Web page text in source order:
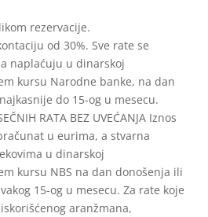
rezervacije.
od 30%. Sve rate se
naplaćuju u dinarskoj
kursu Narodne banke, na dan
do 15-og u mesecu.
RATA BEZ UVEĆANJA Iznos
u eurima, a stvarna
u dinarskoj
kursu NBS na dan donošenja ili
15-og u mesecu. Za rate koje
aranžmana,